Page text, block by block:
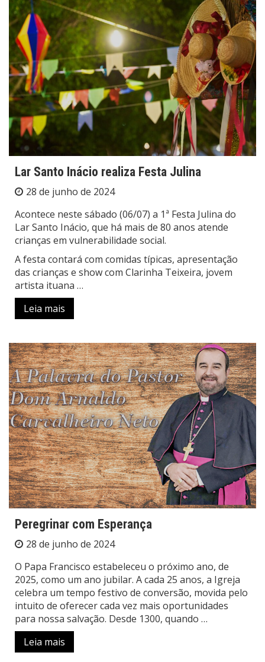
Lar Santo Inácio realiza Festa Julina
28 de junho de 2024
Acontece neste sábado (06/07) a 1ª Festa Julina do
Lar Santo Inácio, que há mais de 80 anos atende
crianças em vulnerabilidade social.
A festa contará com comidas típicas, apresentação
das crianças e show com Clarinha Teixeira, jovem
artista ituana …
Leia mais
Peregrinar com Esperança
28 de junho de 2024
O Papa Francisco estabeleceu o próximo ano, de
2025, como um ano jubilar. A cada 25 anos, a Igreja
celebra um tempo festivo de conversão, movida pelo
intuito de oferecer cada vez mais oportunidades
para nossa salvação. Desde 1300, quando …
Leia mais